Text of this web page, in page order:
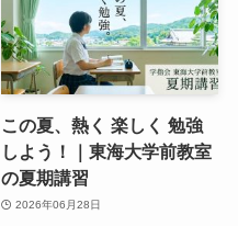
この夏、熱く 楽しく 勉強
しよう！｜東海大学前教室
の夏期講習
2026年06月28日